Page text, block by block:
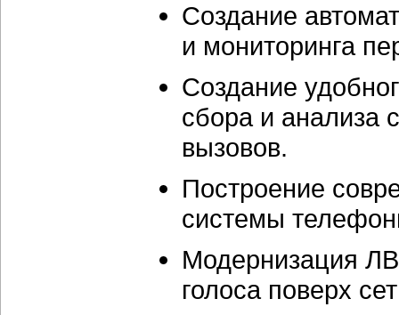
Создание
и мониторинга
Создание
сбора и анализа
вызовов.
Построение
системы
Модернизация
голоса поверх